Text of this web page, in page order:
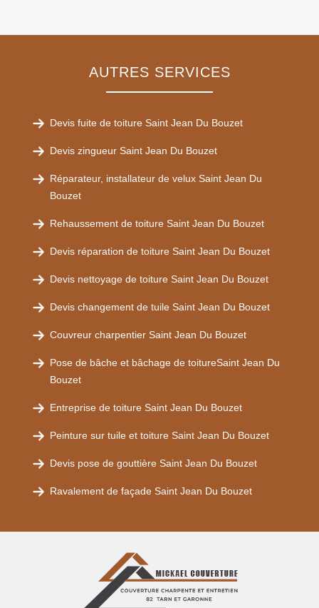
AUTRES SERVICES
Devis fuite de toiture Saint Jean Du Bouzet
Devis zingueur Saint Jean Du Bouzet
Réparateur, installateur de velux Saint Jean Du
Bouzet
Rehaussement de toiture Saint Jean Du Bouzet
Devis réparation de toiture Saint Jean Du Bouzet
Devis nettoyage de toiture Saint Jean Du Bouzet
Devis changement de tuile Saint Jean Du Bouzet
Couvreur charpentier Saint Jean Du Bouzet
Pose de bâche et bâchage de toitureSaint Jean Du
Bouzet
Entreprise de toiture Saint Jean Du Bouzet
Peinture sur tuile et toiture Saint Jean Du Bouzet
Devis pose de gouttière Saint Jean Du Bouzet
Ravalement de façade Saint Jean Du Bouzet